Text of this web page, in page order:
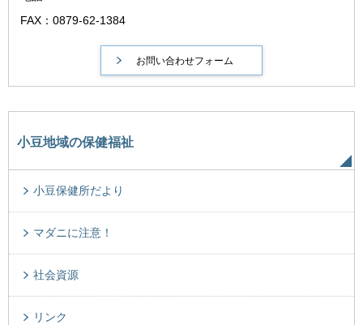
FAX：0879-62-1384
小豆地域の保健福祉
小豆保健所だより
マダニに注意！
社会資源
リンク